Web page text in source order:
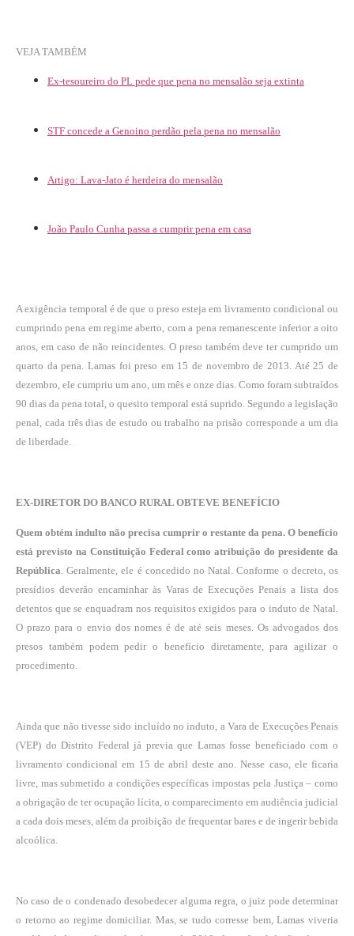
VEJA TAMBÉM
Ex-tesoureiro do PL pede que pena no mensalão seja extinta
STF concede a Genoino perdão pela pena no mensalão
Artigo: Lava-Jato é herdeira do mensalão
João Paulo Cunha passa a cumprir pena em casa
A exigência temporal é de que o preso esteja em livramento condicional ou
cumprindo pena em regime aberto, com a pena remanescente inferior a oito
anos, em caso de não reincidentes. O preso também deve ter cumprido um
quarto da pena. Lamas foi preso em 15 de novembro de 2013. Até 25 de
dezembro, ele cumpriu um ano, um mês e onze dias. Como foram subtraídos
90 dias da pena total, o quesito temporal está suprido. Segundo a legislação
penal, cada três dias de estudo ou trabalho na prisão corresponde a um dia
de liberdade.
EX-DIRETOR DO BANCO RURAL OBTEVE BENEFÍCIO
Quem obtém indulto não precisa cumprir o restante da pena. O benefício
está previsto na Constituição Federal como atribuição do presidente da
República. Geralmente, ele é concedido no Natal. Conforme o decreto, os
presídios deverão encaminhar às Varas de Execuções Penais a lista dos
detentos que se enquadram nos requisitos exigidos para o induto de Natal.
O prazo para o envio dos nomes é de até seis meses. Os advogados dos
presos também podem pedir o benefício diretamente, para agilizar o
procedimento.
Ainda que não tivesse sido incluído no induto, a Vara de Execuções Penais
(VEP) do Distrito Federal já previa que Lamas fosse beneficiado com o
livramento condicional em 15 de abril deste ano. Nesse caso, ele ficaria
livre, mas submetido a condições específicas impostas pela Justiça – como
a obrigação de ter ocupação lícita, o comparecimento em audiência judicial
a cada dois meses, além da proibição de frequentar bares e de ingerir bebida
alcoólica.
No caso de o condenado desobedecer alguma regra, o juiz pode determinar
o retorno ao regime domiciliar. Mas, se tudo corresse bem, Lamas viveria